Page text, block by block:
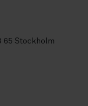
65 Stockholm